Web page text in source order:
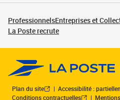
ProfessionnelsEntreprises et
La Poste recrute
Plan du site
Accessibilité :
Conditions contractuelles